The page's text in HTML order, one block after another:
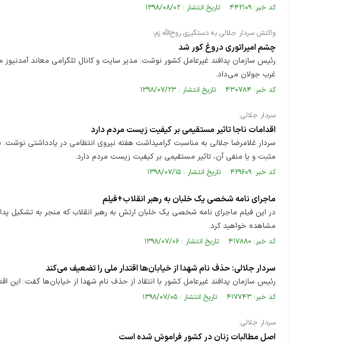
کد خبر: ۴۴۲۱۰۹ تاریخ انتشار : ۱۳۹۸/۰۸/۰۲
واکنش سردار جلالی به دستگیری روح‌الله زم؛
چشم امپراتوری دروغ کور شد
رئیس سازمان پدافند غیرعامل کشور نوشت: مدیر سایت و کانال تلگرامی معاند
غرب جولان می‌داد.
کد خبر: ۴۳۰۷۸۴ تاریخ انتشار : ۱۳۹۸/۰۷/۲۳
سردار جلالی:
اقدامات ناجا تاثیر مستقیمی بر کیفیت زیست مردم دارد
سردار غلامرضا جلالی به مناسبت گرامیداشت هفته نیروی انتظامی در یادداشتی
مثبت و یا منفی آن، تاثیر مستقیمی بر کیفیت زیست مردم دارد.
کد خبر: ۴۲۹۶۰۹ تاریخ انتشار : ۱۳۹۸/۰۷/۱۵
ماجرای نامه شخصی یک خلبان به رهبر انقلاب+فیلم
در این فیلم ماجرای نامه شخصی یک خلبان ارتش به رهبر انقلاب که منجر به تشکیل
مشاهده خواهید کرد.
کد خبر: ۴۱۷۸۸۰ تاریخ انتشار : ۱۳۹۸/۰۷/۰۶
سردار جلالی: حذف نام شهدا از خیابان‌ها اقتدار ملی را تضعیف می‌کند
رئیس سازمان پدافند غیرعامل کشور با انتقاد از حذف نام شهدا از خیابان‌ها گفت: این
کد خبر: ۴۱۷۷۴۳ تاریخ انتشار : ۱۳۹۸/۰۷/۰۵
سردار جلالی:
اصل مطالبات زنان در کشور فراموش شده است